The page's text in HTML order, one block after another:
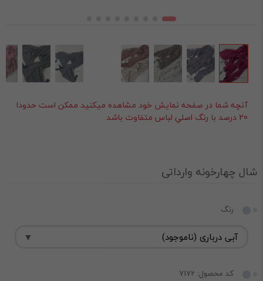
آنچه شما در صفحه نمايش خود مشاهده ميکنيد ممکن است حدودا
20 درصد با رنگ اصلي لباس متفاوت باشد
شال چهارخونه وارداتی
رنگ
کد محصول: 7172